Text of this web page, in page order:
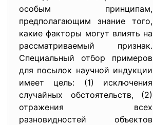
особым принципам,
предполагающим знание того,
какие факторы могут влиять на
рассматриваемый признак.
Специальный отбор примеров
для посылок научной индукции
имеет цель: (1) исключения
случайных обстоятельств, (2)
отражения всех
разновидностей объектов